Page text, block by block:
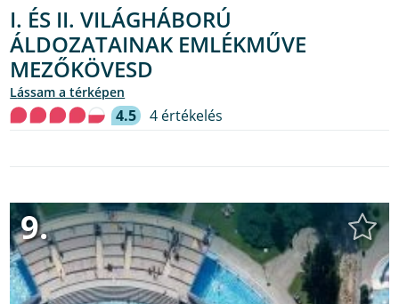
I. ÉS II. VILÁGHÁBORÚ
ÁLDOZATAINAK EMLÉKMŰVE
MEZŐKÖVESD
lássam a térképen
4.5 4 értékelés
9.